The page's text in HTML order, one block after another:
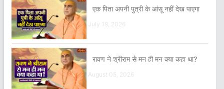
एक पिता अपनी पुत्री के आंसू नहीं देख पाएगा
July 18, 2026
रावण ने श्रीराम से मन ही मन क्या कहा था?
August 05, 2026